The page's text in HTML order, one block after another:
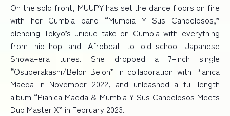
On the solo front, MUUPY has set the dance floors on fire
with her Cumbia band “Mumbia Y Sus Candelosos,”
blending Tokyo’s unique take on Cumbia with everything
from hip–hop and Afrobeat to old–school Japanese
Showa–era tunes. She dropped a 7–inch single
“Osuberakashi/Belon Belon” in collaboration with Pianica
Maeda in November 2022, and unleashed a full–length
album “Pianica Maeda & Mumbia Y Sus Candelosos Meets
Dub Master X” in February 2023.